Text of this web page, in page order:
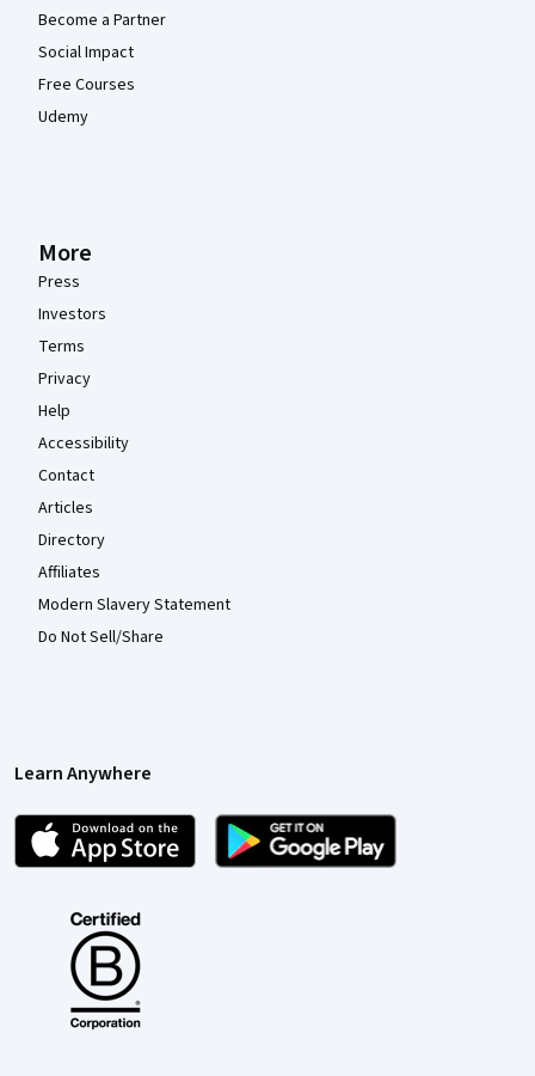
Become a Partner
Social Impact
Free Courses
Udemy
More
Press
Investors
Terms
Privacy
Help
Accessibility
Contact
Articles
Directory
Affiliates
Modern Slavery Statement
Do Not Sell/Share
Learn Anywhere